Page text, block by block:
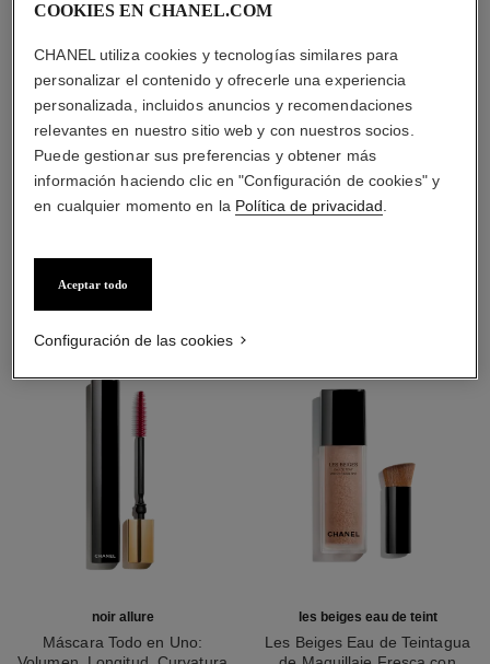
noir allure
Máscara Todo en Uno:
les beiges eau de teint
Les Beiges Eau de Teintagua
COOKIES EN CHANEL.COM
CHANEL utiliza cookies y tecnologías similares para
personalizar el contenido y ofrecerle una experiencia
personalizada, incluidos anuncios y recomendaciones
relevantes en nuestro sitio web y con nuestros socios.
Puede gestionar sus preferencias y obtener más
información haciendo clic en "Configuración de cookies" y
en cualquier momento en la Política de privacidad
Aceptar todo
Configuración de las cookies